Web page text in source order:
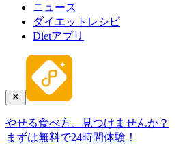
ニュース
ダイエットレシピ
Dietアプリ
やせる食べ方、見つけませんか？
まずは無料で24時間体験！